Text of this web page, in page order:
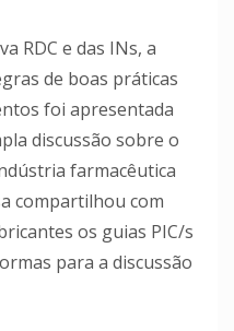
RDC e das INs, a
de boas práticas
foi apresentada
discussão sobre o
farmacêutica
compartilhou com
os guias PIC/s
para a discussão